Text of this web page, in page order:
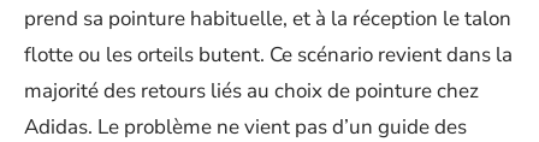
prend sa pointure habituelle, et à la réception le talon
flotte ou les orteils butent. Ce scénario revient dans la
majorité des retours liés au choix de pointure chez
Adidas. Le problème ne vient pas d’un guide des